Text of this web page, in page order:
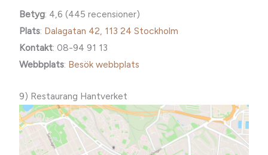
Betyg: 4,6 (445 recensioner)
Plats: Dalagatan 42, 113 24 Stockholm
Kontakt: 08-94 91 13
Webbplats: Besök webbplats
9) Restaurang Hantverket